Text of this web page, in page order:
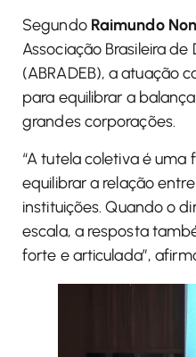
Segundo Raimundo
Associação Brasileira
(ABRADEB), a atuação
para equilibrar a
grandes corporações.
“A tutela coletiva é
equilibrar a relação
instituições. Quando o
escala, a resposta
forte e articulada”,